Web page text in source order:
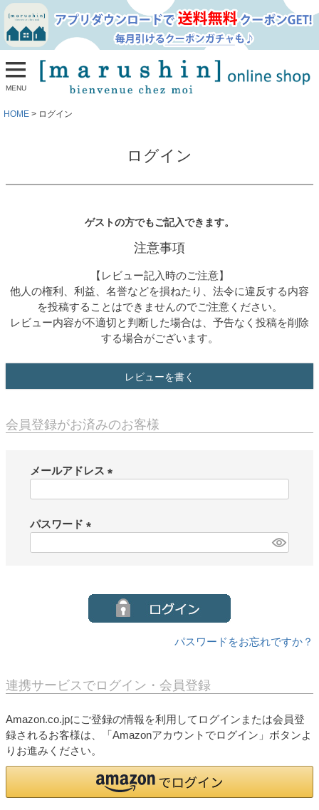
MENU
HOME ログイン
ログイン
ゲストの方でもご記入できます。
注意事項
【レビュー記入時のご注意】
他人の権利、利益、名誉などを損ねたり、法令に違反する内容
を投稿することはできませんのでご注意ください。
レビュー内容が不適切と判断した場合は、予告なく投稿を削除
する場合がございます。
レビューを書く
会員登録がお済みのお客様
メールアドレス
パスワード
パスワードをお忘れですか？
連携サービスでログイン・会員登録
Amazon.co.jpにご登録の情報を利用してログインまたは会員登
録されるお客様は、「Amazonアカウントでログイン」ボタンよ
りお進みください。